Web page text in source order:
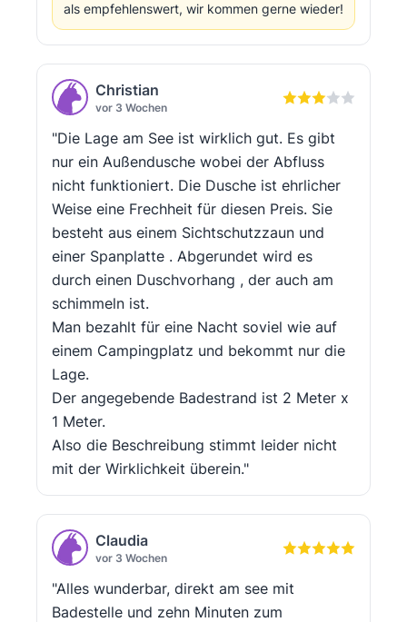
als empfehlenswert, wir kommen gerne wieder!
Christian
vor 3 Wochen
"Die Lage am See ist wirklich gut. Es gibt
nur ein Außendusche wobei der Abfluss
nicht funktioniert. Die Dusche ist ehrlicher
Weise eine Frechheit für diesen Preis. Sie
besteht aus einem Sichtschutzzaun und
einer Spanplatte . Abgerundet wird es
durch einen Duschvorhang , der auch am
schimmeln ist.
Man bezahlt für eine Nacht soviel wie auf
einem Campingplatz und bekommt nur die
Lage.
Der angegebende Badestrand ist 2 Meter x
1 Meter.
Also die Beschreibung stimmt leider nicht
mit der Wirklichkeit überein."
Claudia
vor 3 Wochen
"Alles wunderbar, direkt am see mit
Badestelle und zehn Minuten zum